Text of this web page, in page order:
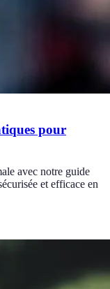
pour
avec notre guide
et efficace en